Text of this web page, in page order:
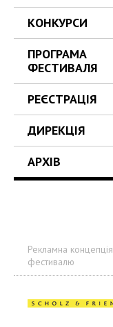
КОНКУРСИ
ПРОГРАМА
ФЕСТИВАЛЯ
РЕЄСТРАЦІЯ
ДИРЕКЦІЯ
АРХІВ
Рекламна концепція
фестивалю